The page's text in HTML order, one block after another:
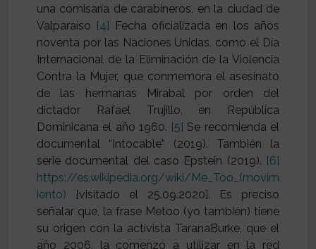
una comisaría de carabineros, en la ciudad de
Valparaíso [4] Fecha oficializada en los años
noventa por las Naciones Unidas, como el Día
Internacional de la Eliminación de la Violencia
Contra la Mujer, que conmemora el asesinato
de las hermanas Mirabal por orden del
dictador Rafael Trujillo, en República
Dominicana el año 1960. [5] Se recomienda el
documental “Intocable” (2019). También la
serie documental del caso Epstein (2019). [6]
https://es.wikipedia.org/wiki/Me_Too_(movim
iento) [visitado el 25.09.2020]. Es preciso
señalar que, la frase Metoo (yo también) tiene
su origen con la activista TaranaBurke, que el
año 2006, la comenzó a utilizar en la red